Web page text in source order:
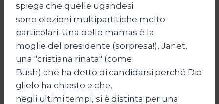
spiega che quelle ugandesi
sono elezioni multipartitiche molto
particolari. Una delle mamas è la
moglie del presidente (sorpresa!), Janet,
una "cristiana rinata" (come
Bush) che ha detto di candidarsi perché Dio
glielo ha chiesto e che,
negli ultimi tempi, si è distinta per una